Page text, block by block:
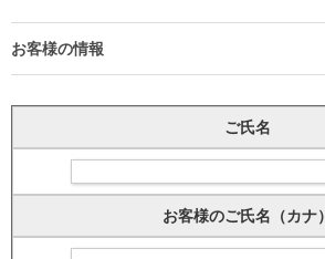
お客様の情報
ご氏名
お客様のご氏名（カナ）